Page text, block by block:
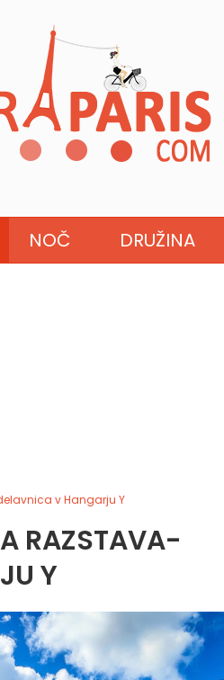
NOČ DRUŽINA
v Hangarju Y
RAZSTAVA-
Y